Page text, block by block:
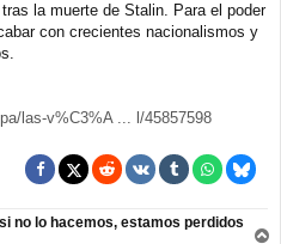
la muerte de Stalin. Para el poder
con crecientes nacionalismos y
las-v%C3%A ... l/45857598
no lo hacemos, estamos perdidos